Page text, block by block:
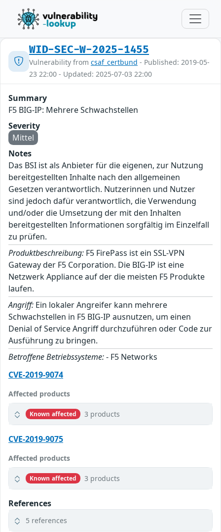
WID-SEC-W-2025-1455
Vulnerability from csaf_certbund - Published: 2019-05-
23 22:00 - Updated: 2025-07-03 22:00
Summary
F5 BIG-IP: Mehrere Schwachstellen
Severity
Mittel
Notes
Das BSI ist als Anbieter für die eigenen, zur Nutzung
bereitgestellten Inhalte nach den allgemeinen
Gesetzen verantwortlich. Nutzerinnen und Nutzer
sind jedoch dafür verantwortlich, die Verwendung
und/oder die Umsetzung der mit den Inhalten
bereitgestellten Informationen sorgfältig im Einzelfall
zu prüfen.
Produktbeschreibung: F5 FirePass ist ein SSL-VPN
Gateway der F5 Corporation. Die BIG-IP ist eine
Netzwerk Appliance auf der die meisten F5 Produkte
laufen.
Angriff: Ein lokaler Angreifer kann mehrere
Schwachstellen in F5 BIG-IP ausnutzen, um einen
Denial of Service Angriff durchzuführen oder Code zur
Ausführung zu bringen.
Betroffene Betriebssysteme:- F5 Networks
CVE-2019-9074
Affected products
Known affected 3 products
CVE-2019-9075
Affected products
Known affected 3 products
References
5 references